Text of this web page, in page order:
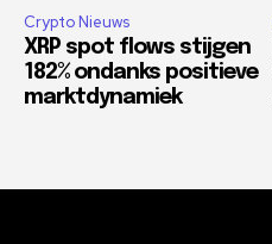
Crypto Nieuws
XRP spot flows stijgen
182% ondanks positieve
marktdynamiek